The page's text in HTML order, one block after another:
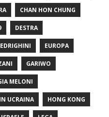
CHAN HON CHUNG
DESTRA
EUROPA
GARIWO
MELONI
UCRAINA HONG KONG